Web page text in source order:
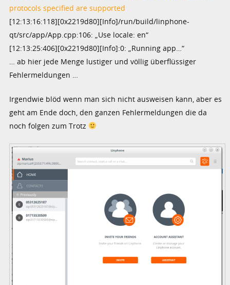
protocols specified are supported
[12:13:16:118][0x2219d80][Info]/run/build/linphone-
qt/src/app/App.cpp:106: „Use locale: en“
[12:13:25:406][0x2219d80][Info]:0: „Running app…“
… ab hier jede Menge lustiger und völlig überflüssiger
Fehlermeldungen …
Irgendwie blöd wenn man sich nicht ausweisen kann, aber es
geht am Ende doch, den ganzen Fehlermeldungen die da
noch folgen zum Trotz